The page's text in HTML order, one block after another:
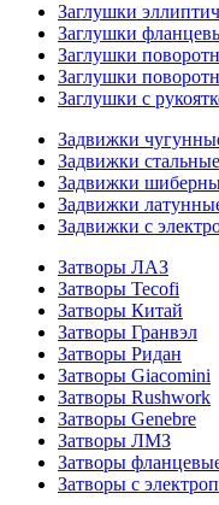
Заглушки
Заглушки
Заглушки
Заглушки
Заглушки с
Задвижки
Задвижки стальные
Задвижки
Задвижки
Задвижки с
Затворы ЛАЗ
Затворы Tecofi
Затворы Китай
Затворы Гранвэл
Затворы Ридан
Затворы Giacomini
Затворы Rushwork
Затворы Genebre
Затворы ЛМЗ
Затворы
Затворы с